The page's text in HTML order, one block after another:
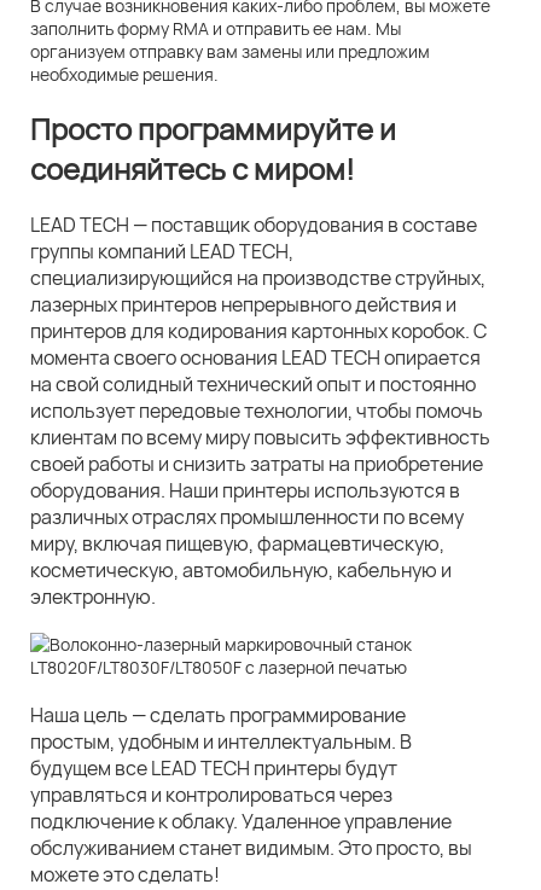
В случае возникновения каких-либо проблем, вы можете
заполнить форму RMA и отправить ее нам. Мы
организуем отправку вам замены или предложим
необходимые решения.
Просто программируйте и
соединяйтесь с миром!
LEAD TECH — поставщик оборудования в составе
группы компаний LEAD TECH,
специализирующийся на производстве струйных,
лазерных принтеров непрерывного действия и
принтеров для кодирования картонных коробок. С
момента своего основания LEAD TECH опирается
на свой солидный технический опыт и постоянно
использует передовые технологии, чтобы помочь
клиентам по всему миру повысить эффективность
своей работы и снизить затраты на приобретение
оборудования. Наши принтеры используются в
различных отраслях промышленности по всему
миру, включая пищевую, фармацевтическую,
косметическую, автомобильную, кабельную и
электронную.
Наша цель — сделать программирование
простым, удобным и интеллектуальным. В
будущем все LEAD TECH принтеры будут
управляться и контролироваться через
подключение к облаку. Удаленное управление
обслуживанием станет видимым. Это просто, вы
можете это сделать!